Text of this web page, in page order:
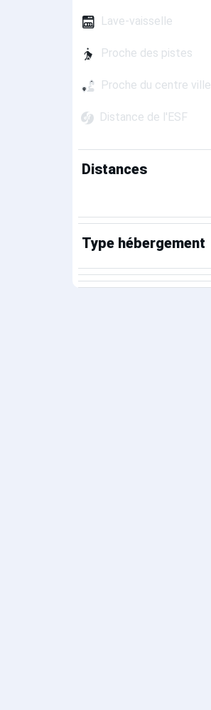
Lave-vaisselle
Proche des pistes
Proche du centre ville
Distance de l'ESF
Distances
Type hébergement